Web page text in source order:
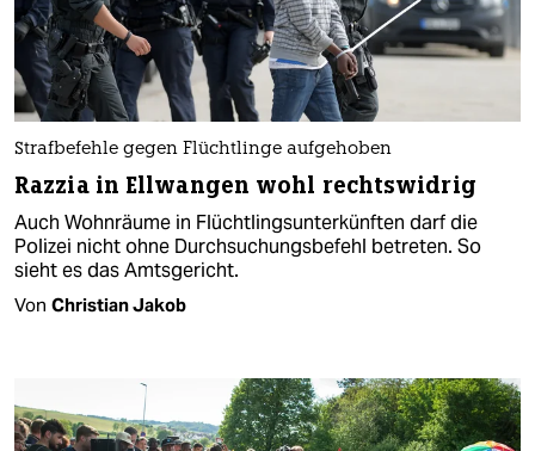
Strafbefehle gegen Flüchtlinge aufgehoben
Razzia in Ellwangen wohl rechtswidrig
Auch Wohnräume in Flüchtlingsunterkünften darf die
Polizei nicht ohne Durchsuchungsbefehl betreten. So
sieht es das Amtsgericht.
Von Christian Jakob